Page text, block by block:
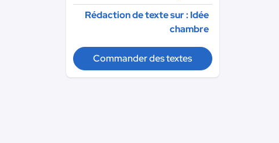
Rédaction de texte sur : Idée
chambre
Commander des textes